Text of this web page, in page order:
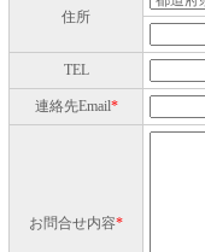
住所
TEL
連絡先Email*
お問合せ内容*